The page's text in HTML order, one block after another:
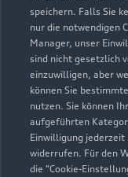
speichern. Falls Sie
nur die notwendigen
Manager, unser
sind nicht gesetzlich
einzuwilligen, aber
können Sie
nutzen. Sie können
aufgeführten
Einwilligung
widerrufen. Für den
die "Cookie-
Zur Reparatur